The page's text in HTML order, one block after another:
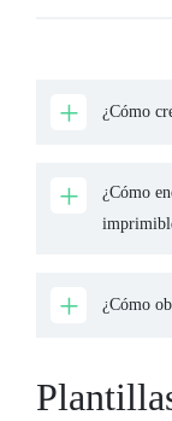
¿Cómo
¿Cómo
¿Cómo